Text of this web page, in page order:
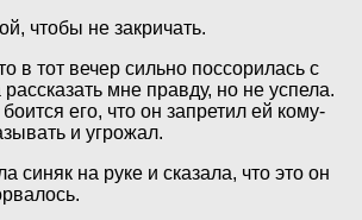
чтобы не закричать.
в тот вечер сильно поссорилась с
мне правду, но не успела.
его, что он запретил ей кому-
и угрожал.
синяк на руке и сказала, что это он